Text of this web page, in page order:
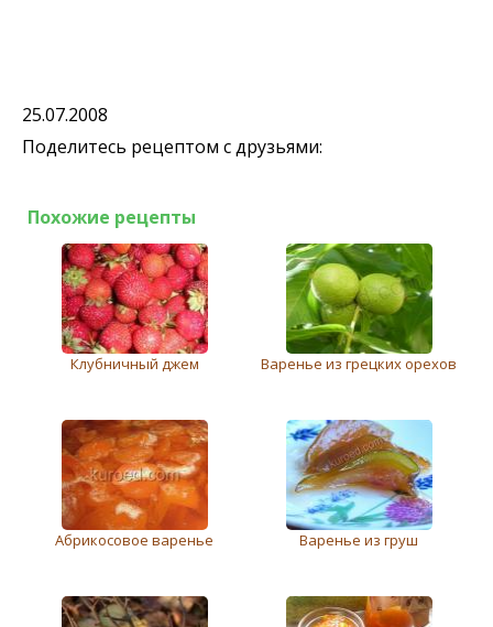
25.07.2008
Поделитесь рецептом с друзьями:
Похожие рецепты
Клубничный джем Варенье из грецких орехов
Абрикосовое варенье Варенье из груш